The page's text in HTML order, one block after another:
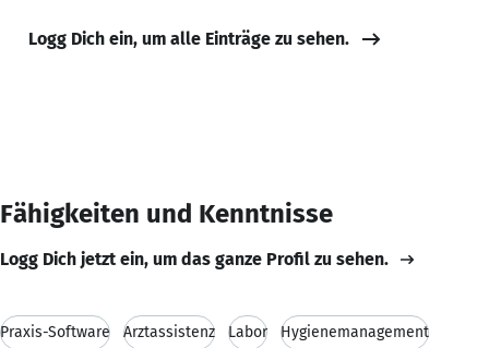
Logg Dich ein, um alle Einträge zu sehen.
Fähigkeiten und Kenntnisse
Logg Dich jetzt ein, um das ganze Profil zu sehen.
Praxis-Software Arztassistenz Labor Hygienemanagement